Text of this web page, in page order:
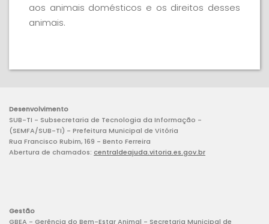
aos animais domésticos e os direitos desses
animais.
Desenvolvimento
SUB-TI - Subsecretaria de Tecnologia da Informação -
(SEMFA/SUB-TI) - Prefeitura Municipal de Vitória
Rua Francisco Rubim, 169 - Bento Ferreira
Abertura de chamados: centraldeajuda.vitoria.es.gov.br
Gestão
GBEA - Gerência do Bem-Estar Animal - Secretaria Municipal de